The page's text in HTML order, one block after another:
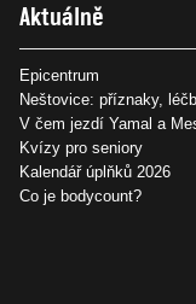
Aktuálně
Epicentrum
Neštovice: příznaky,
V čem jezdí Yamal a
Kvízy pro seniory
Kalendář úplňků 2026
Co je bodycount?